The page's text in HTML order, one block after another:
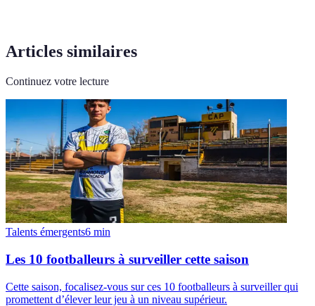
Articles similaires
Continuez votre lecture
Talents émergents6 min
Les 10 footballeurs à surveiller cette saison
Cette saison, focalisez-vous sur ces 10 footballeurs à surveiller qui
promettent d’élever leur jeu à un niveau supérieur.